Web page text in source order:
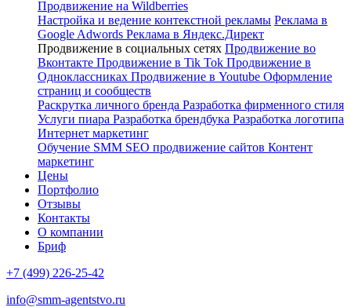
Продвижение на Wildberries
Настройка и ведение контекстной рекламы Реклама в
Google Adwords Реклама в Яндекс.Директ
Продвижение в социальных сетях Продвижение во
Вконтакте Продвижение в Tik Tok Продвижение в
Одноклассниках Продвижение в Youtube Оформление
страниц и сообществ
Раскрутка личного бренда Разработка фирменного стиля
Услуги пиара Разработка брендбука Разработка логотипа
Интернет маркетинг
Обучение SMM SEO продвижение сайтов Контент
маркетинг
Цены
Портфолио
Отзывы
Контакты
О компании
Бриф
+7 (499) 226-25-42
info@smm-agentstvo.ru